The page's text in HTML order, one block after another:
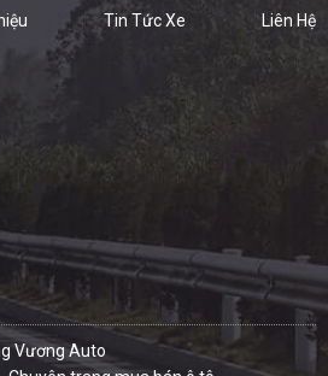
Tin Tức Xe Liên Hệ
Vương Auto